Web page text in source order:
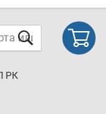
РК